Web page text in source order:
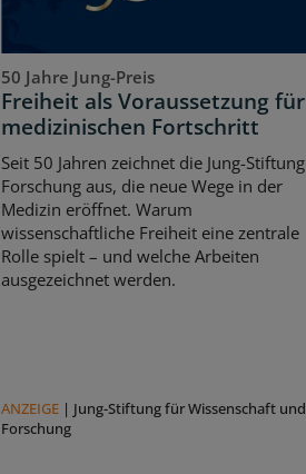
50 Jahre Jung-Preis
Freiheit als Voraussetzung für
medizinischen Fortschritt
Seit 50 Jahren zeichnet die Jung-Stiftung
Forschung aus, die neue Wege in der
Medizin eröffnet. Warum
wissenschaftliche Freiheit eine zentrale
Rolle spielt – und welche Arbeiten
ausgezeichnet werden.
ANZEIGE | Jung-Stiftung für Wissenschaft und
Forschung